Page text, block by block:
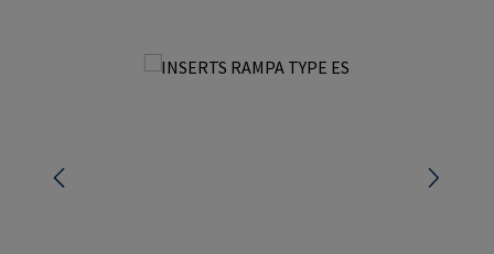
Ignorer la galerie d'images